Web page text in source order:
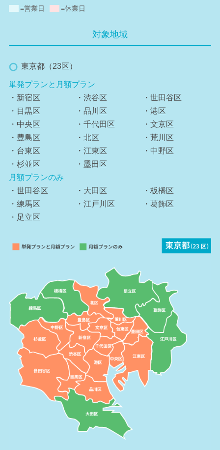
=営業日 =休業日
対象地域
東京都（23区）
単発プランと月額プラン
・新宿区
・渋谷区
・世田谷区
・目黒区
・品川区
・港区
・中央区
・千代田区
・文京区
・豊島区
・北区
・荒川区
・台東区
・江東区
・中野区
・杉並区
・墨田区
月額プランのみ
・世田谷区
・大田区
・板橋区
・練馬区
・江戸川区
・葛飾区
・足立区